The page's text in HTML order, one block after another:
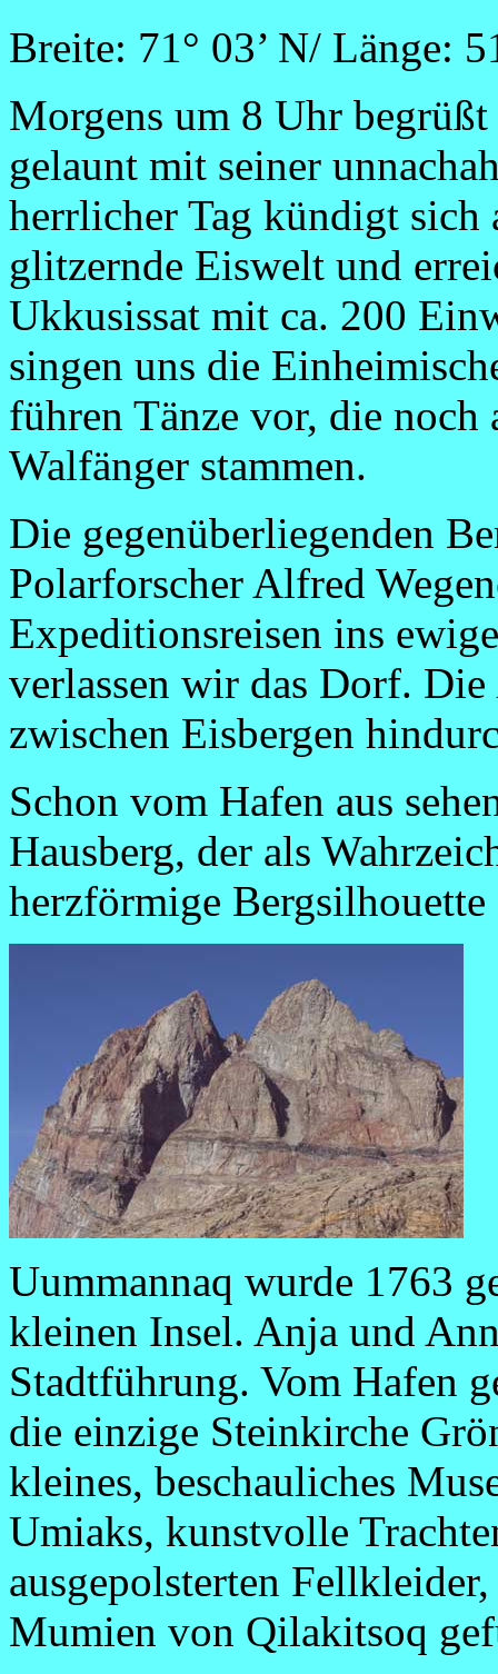
Breite: 71° 03’ N/ Länge:
Morgens um 8 Uhr
gelaunt mit seiner
herrlicher Tag kündigt
glitzernde Eiswelt und
Ukkusissat mit ca. 200
singen uns die
führen Tänze vor, die
Walfänger stammen.
Die gegenüberliegenden
Polarforscher Alfred
Expeditionsreisen ins
verlassen wir das Dorf. Die
zwischen Eisbergen
Schon vom Hafen aus
Hausberg, der als
herzförmige
Uummannaq wurde 1763
kleinen Insel. Anja und
Stadtführung. Vom Hafen
die einzige Steinkirche
kleines, beschauliches
Umiaks, kunstvolle
ausgepolsterten
Mumien von Qilakitsoq